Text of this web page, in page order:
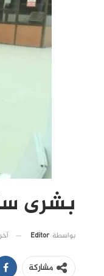
بشرى سارة .. اكتمال
بواسطة Editor
مشاركة